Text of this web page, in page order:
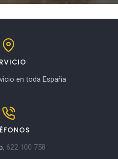
en toda España
622 100 758